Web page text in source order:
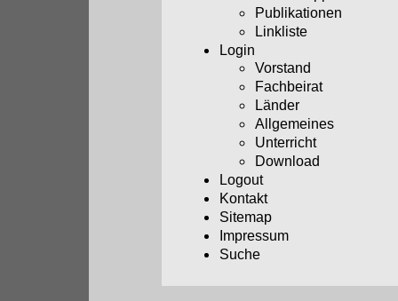
Publikationen
Linkliste
Login
Vorstand
Fachbeirat
Länder
Allgemeines
Unterricht
Download
Logout
Kontakt
Sitemap
Impressum
Suche